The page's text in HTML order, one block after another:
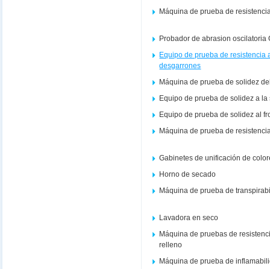
Máquina de prueba de
Probador de abrasion oscilatoria
Equipo de prueba de resistencia
desgarrones
Máquina de prueba de solidez
Equipo de prueba de solidez a
Equipo de prueba de solidez al
Máquina de prueba de
Gabinetes de unificación de
Horno de secado
Máquina de prueba de
Lavadora en seco
Máquina de pruebas de
relleno
Máquina de prueba de